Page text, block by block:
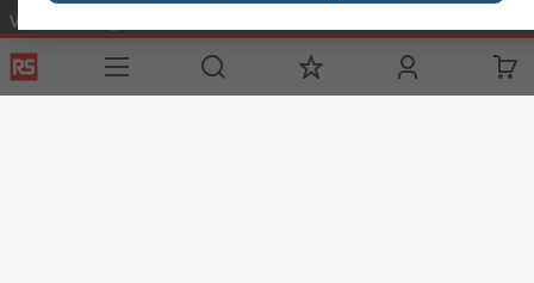
Võtke meiega ühendust